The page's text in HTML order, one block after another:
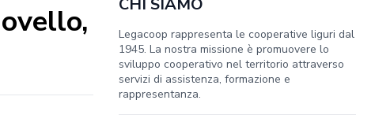
CHI SIAMO
Legacoop rappresenta le cooperative liguri dal
1945. La nostra missione è promuovere lo
sviluppo cooperativo nel territorio attraverso
servizi di assistenza, formazione e
rappresentanza.